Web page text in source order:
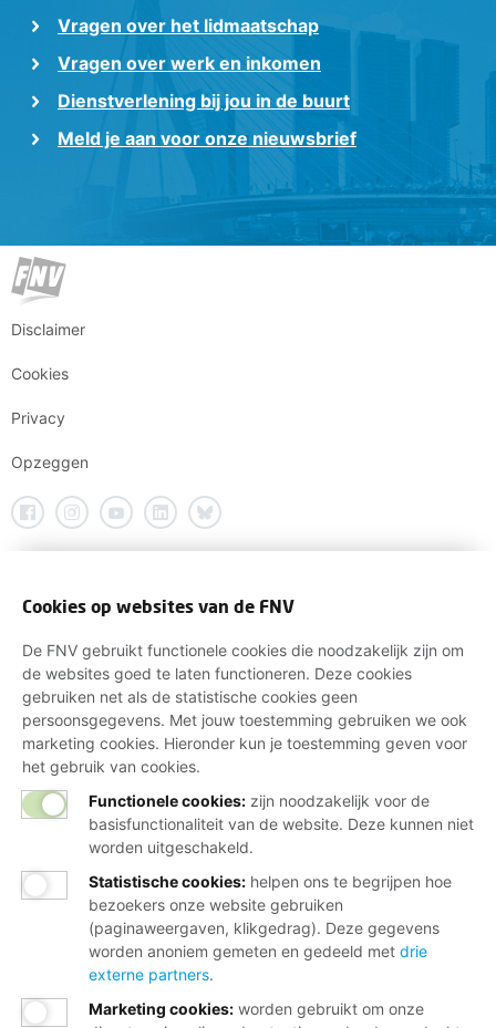
Vragen over het lidmaatschap
Vragen over werk en inkomen
Dienstverlening bij jou in de buurt
Meld je aan voor onze nieuwsbrief
Disclaimer
Cookies
Privacy
Opzeggen
Cookies op websites van de FNV
De FNV gebruikt functionele cookies die noodzakelijk zijn om
de websites goed te laten functioneren. Deze cookies
gebruiken net als de statistische cookies geen
persoonsgegevens. Met jouw toestemming gebruiken we ook
marketing cookies. Hieronder kun je toestemming geven voor
het gebruik van cookies.
Functionele cookies: zijn noodzakelijk voor de
basisfunctionaliteit van de website. Deze kunnen niet
worden uitgeschakeld.
Statistische cookies: helpen ons te begrijpen hoe
bezoekers onze website gebruiken
(paginaweergaven, klikgedrag). Deze gegevens
worden anoniem gemeten en gedeeld met drie
externe partners.
Marketing cookies: worden gebruikt om onze